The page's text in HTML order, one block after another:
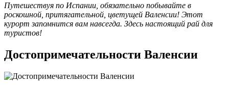
Путешествуя по Испании, обязательно побывайте в
роскошной, притягательной, цветущей Валенсии! Этот
курорт запомнится вам навсегда. Здесь настоящий рай для
туристов!
Достопримечательности Валенсии